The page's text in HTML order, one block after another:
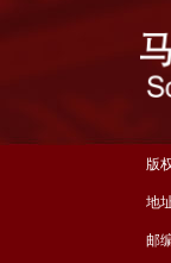
版
地
邮